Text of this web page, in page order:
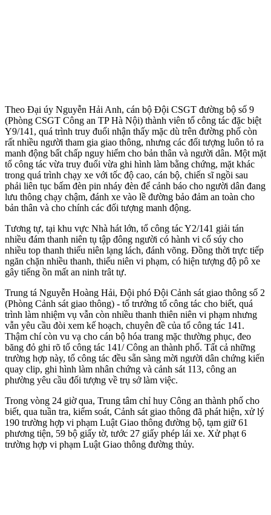
Theo Đại úy Nguyễn Hải Anh, cán bộ Đội CSGT đường bộ số 9
(Phòng CSGT Công an TP Hà Nội) thành viên tổ công tác đặc biệt
Y9/141, quá trình truy đuổi nhận thấy mặc dù trên đường phố còn
rất nhiều người tham gia giao thông, nhưng các đối tượng luôn tỏ ra
manh động bất chấp nguy hiểm cho bản thân và người dân. Một mặt
tổ công tác vừa truy đuổi vừa ghi hình làm bằng chứng, mặt khác
trong quá trình chạy xe với tốc độ cao, cán bộ, chiến sĩ ngồi sau
phải liên tục bấm đèn pin nháy đèn để cảnh báo cho người dân đang
lưu thông chạy chậm, đánh xe vào lề đường bảo đảm an toàn cho
bản thân và cho chính các đối tượng manh động.
Tương tự, tại khu vực Nhà hát lớn, tổ công tác Y2/141 giải tán
nhiều đám thanh niên tụ tập đông người có hành vi cổ súy cho
nhiều top thanh thiếu niên lạng lách, đánh võng. Đồng thời trực tiếp
ngăn chặn nhiều thanh, thiếu niên vi phạm, có hiện tượng độ pô xe
gây tiếng ồn mất an ninh trât tự.
Trung tá Nguyễn Hoàng Hải, Đội phó Đội Cảnh sát giao thông số 2
(Phòng Cảnh sát giao thông) - tổ trưởng tổ công tác cho biết, quá
trình làm nhiệm vụ vẫn còn nhiều thanh thiên niên vi phạm nhưng
vẫn yêu cầu đòi xem kế hoạch, chuyên đề của tổ công tác 141.
Thậm chí còn vu vạ cho cán bộ hóa trang mặc thường phục, đeo
băng đỏ ghi rõ tổ công tác 141/ Công an thành phố. Tất cả những
trường hợp này, tổ công tác đều sẵn sàng mời người dân chứng kiến
quay clip, ghi hình làm nhân chứng và cảnh sát 113, công an
phường yêu cầu đối tượng về trụ sở làm việc.
Trong vòng 24 giờ qua, Trung tâm chỉ huy Công an thành phố cho
biết, qua tuần tra, kiểm soát, Cảnh sát giao thông đã phát hiện, xử lý
190 trường hợp vi phạm Luật Giao thông đường bộ, tạm giữ 61
phương tiện, 59 bộ giấy tờ, tước 27 giấy phép lái xe. Xử phạt 6
trường hợp vi phạm Luật Giao thông đường thủy.